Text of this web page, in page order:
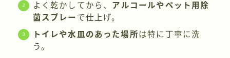
よく乾かしてから、 アルコールやペット用除
菌スプレー で仕上げ。
トイレや水皿のあった場所は特に丁寧に洗
う。